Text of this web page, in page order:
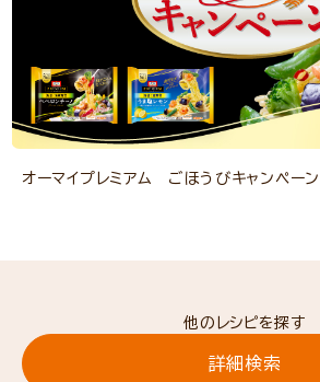
オーマイプレミアム ごほうびキャンペーン
他のレシピを探す
詳細検索